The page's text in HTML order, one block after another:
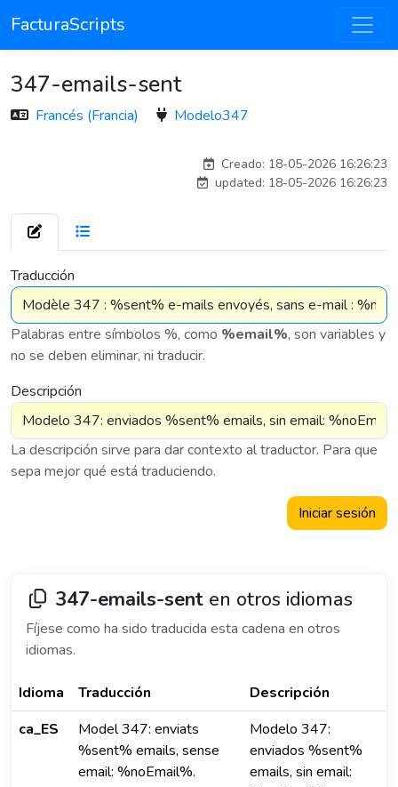
FacturaScripts
347-emails-sent
Francés (Francia) Modelo347
Creado: 18-05-2026 16:26:23
updated: 18-05-2026 16:26:23
Traducción
Palabras entre símbolos %, como %email%, son variables y
no se deben eliminar, ni traducir.
Descripción
La descripción sirve para dar contexto al traductor. Para que
sepa mejor qué está traduciendo.
Iniciar sesión
347-emails-sent en otros idiomas
Fíjese como ha sido traducida esta cadena en otros
idiomas.
Idioma Traducción
Descripción
ca_ES
Model 347: enviats
%sent% emails, sense
email: %noEmail%.
Modelo 347:
enviados %sent%
emails, sin email: